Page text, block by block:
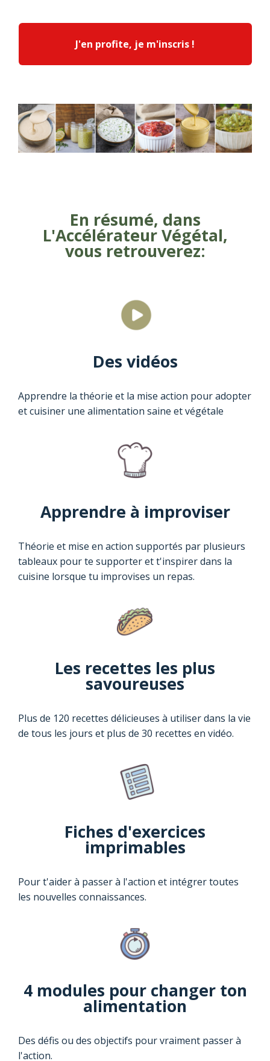
J'en profite, je m'inscris !
En résumé, dans
L'Accélérateur Végétal,
vous retrouverez:
Des vidéos
Apprendre la théorie et la mise action pour adopter
et cuisiner une alimentation saine et végétale
Apprendre à improviser
Théorie et mise en action supportés par plusieurs
tableaux pour te supporter et t'inspirer dans la
cuisine lorsque tu improvises un repas.
Les recettes les plus
savoureuses
Plus de 120 recettes délicieuses à utiliser dans la vie
de tous les jours et plus de 30 recettes en vidéo.
Fiches d'exercices
imprimables
Pour t'aider à passer à l'action et intégrer toutes
les nouvelles connaissances.
4 modules pour changer ton
alimentation
Des défis ou des objectifs pour vraiment passer à
l'action.